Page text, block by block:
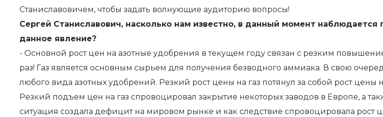
Станиславовичем, чтобы задать волнующие аудиторию вопросы!
Сергей Станиславович, насколько нам известно, в данный момент
данное явление?
- Основной рост цен на азотные удобрения в текущем году связан с резким
раз! Газ является основным сырьем для получения безводного аммиака. В свою
любого вида азотных удобрений. Резкий рост цены на газ потянул за собой рост
Резкий подъем цен на газ спровоцировал закрытие некоторых заводов в Европе, а
ситуация создала дефицит на мировом рынке и как следствие спровоцировала рост